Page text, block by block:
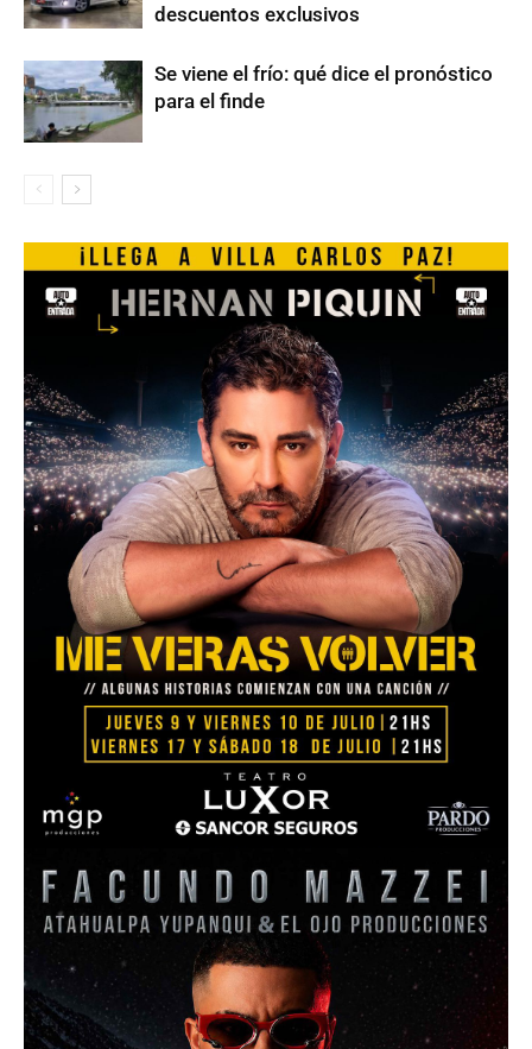
descuentos exclusivos
Se viene el frío: qué dice el pronóstico
para el finde